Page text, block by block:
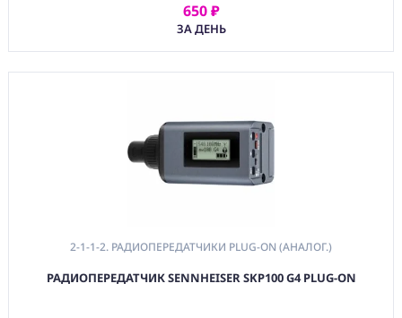
650 ₽
ЗА ДЕНЬ
АРЕНДОВАТЬ
2-1-1-2. РАДИОПЕРЕДАТЧИКИ PLUG-ON (АНАЛОГ.)
РАДИОПЕРЕДАТЧИК SENNHEISER SKP100 G4 PLUG-ON